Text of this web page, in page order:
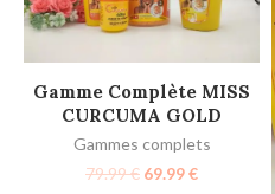
LIRE LA SUITE
Gamme Complète MISS
CURCUMA GOLD
Gammes complets
79.99€ 69.99€